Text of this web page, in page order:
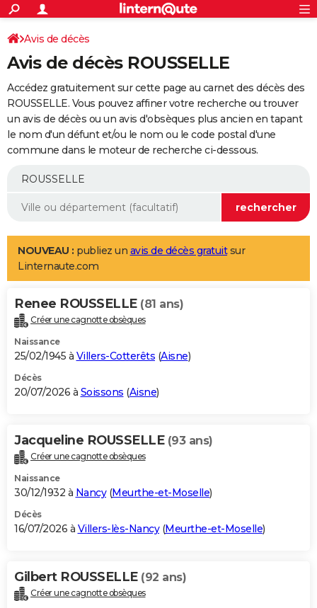
ACTUALITÉS
Politique
Société
Faits Divers
Education
Monde
Villes
+
SPORT
Coupe du monde 2026
Football
Tennis
Cyclisme
Rugby
Forum
Programme TV
TNT
Streaming
Cinéma
Sorties cinéma
Musique
+
FINANCE
Impôts
Immobilier
Risques naturels par ville
Banque
Assurance
Crédit
AUTO
Essais
Réserver un essai
Citadines
Berlines
SUV
Forum auto
+
Mobiles
Meilleur smartphone
Internet
Ordinateurs
Jeux vidéo
Guide high-tech
Aménagement intérieur
LIFESTYLE
Art de vivre
Bien-être
Loisirs
Mode
Modes de vie
Alimentation
Guide de la santé
Maladies
Médicaments
Sommeil
VOYAGE
Destinations
City break
Voyage nature
Voyage de noces
Forum
Climat
+PHOTO
GUIDES D'ACHAT
BONS PLANS
Carte de Noël
Carte Bonne année
Carte Saint-Valentin
Carte Pâques
Carte d'anniversaire
DICTIONNAIRE
Dictionnaire
Biographies
Citations
Expressions
Proverbes
PROGRAMME TV
S'inscrire
Se connecter
Lycées
Collèges
Primaires
Universités
Entreprises
Service militaire
Avis de recherche
AVIS DE DÉCÈS
Bricolage
Lifestyle
Culture
Sport
Auto
Television
Voyage
Cinema
Avis de décès
Avis de décès ROUSSELLE
Accédez gratuitement sur cette page au carnet des décès des
ROUSSELLE. Vous pouvez affiner votre recherche ou trouver
un avis de décès ou un avis d'obsèques plus ancien en tapant
le nom d'un défunt et/ou le nom ou le code postal d'une
commune dans le moteur de recherche ci-dessous.
NOUVEAU : publiez un avis de décès gratuitsur
Linternaute.com
Renee ROUSSELLE (81 ans)
Créer une cagnotte obsèques
Naissance
25/02/1945 à Villers-Cotterêts (Aisne)
Décès
20/07/2026 à Soissons (Aisne)
Jacqueline ROUSSELLE (93 ans)
Créer une cagnotte obsèques
Naissance
30/12/1932 à Nancy(Meurthe-et-Moselle)
Décès
16/07/2026 à Villers-lès-Nancy(Meurthe-et-Moselle)
Gilbert ROUSSELLE (92 ans)
Créer une cagnotte obsèques